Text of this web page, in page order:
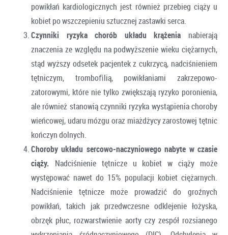
powikłań kardiologicznych jest również przebieg ciąży u
kobiet po wszczepieniu sztucznej zastawki serca.
Czynniki ryzyka chorób układu krążenia nabierają
znaczenia ze względu na podwyższenie wieku ciężarnych,
stąd wyższy odsetek pacjentek z cukrzycą, nadciśnieniem
tętniczym, tromboﬁlią, powikłaniami zakrzepowo-
zatorowymi, które nie tylko zwiększają ryzyko poronienia,
ale również stanowią czynniki ryzyka wystąpienia choroby
wieńcowej, udaru mózgu oraz miażdżycy zarostowej tętnic
kończyn dolnych.
Choroby układu sercowo-naczyniowego nabyte w czasie
ciąży. Nadciśnienie tętnicze u kobiet w ciąży może
występować nawet do 15% populacji kobiet ciężarnych.
Nadciśnienie tętnicze może prowadzić do groźnych
powikłań, takich jak przedwczesne odklejenie łożyska,
obrzęk płuc, rozwarstwienie aorty czy zespół rozsianego